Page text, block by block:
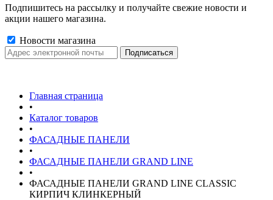
Подпишитесь на рассылку и получайте свежие новости и
акции нашего магазина.
Новости магазина
Главная страница
•
Каталог товаров
•
ФАСАДНЫЕ ПАНЕЛИ
•
ФАСАДНЫЕ ПАНЕЛИ GRAND LINE
•
ФАСАДНЫЕ ПАНЕЛИ GRAND LINE CLASSIC
КИРПИЧ КЛИНКЕРНЫЙ